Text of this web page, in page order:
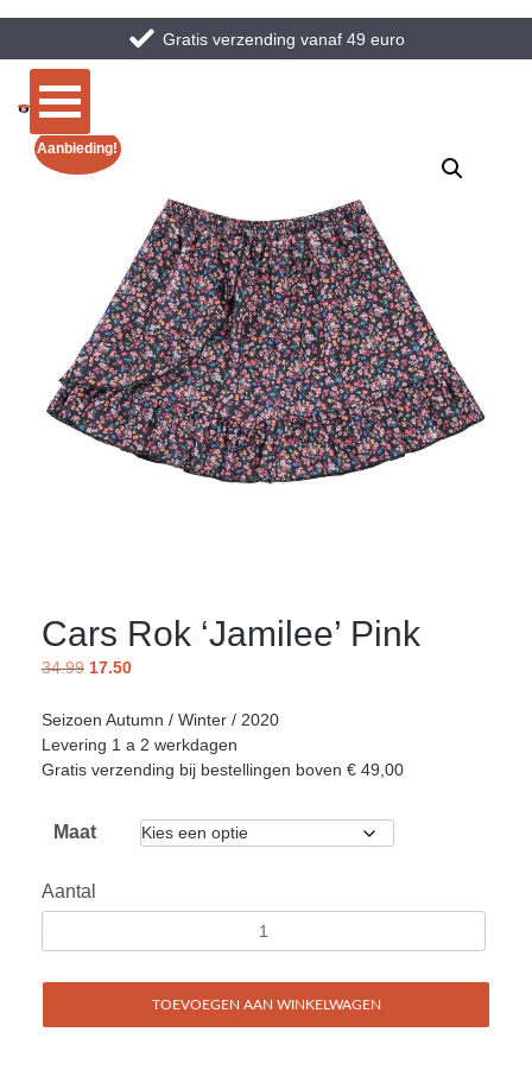
Gratis verzending vanaf 49 euro
Aanbieding!
Cars Rok ‘Jamilee’ Pink
34.99 17.50
Seizoen Autumn / Winter / 2020
Levering 1 a 2 werkdagen
Gratis verzending bij bestellingen boven € 49,00
Maat
Aantal
TOEVOEGEN AAN WINKELWAGEN